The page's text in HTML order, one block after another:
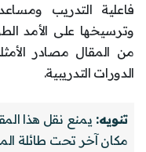
فاعلية التدريب
وترسيخها على الأمد
من المقال مصادر
الدورات التدريبية.
تنويه: يمنع نقل هذا
مكان آخر تحت طائلة